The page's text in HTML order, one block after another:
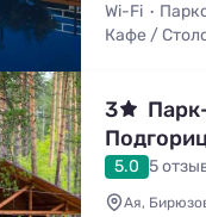
Wi-Fi
Кафе /
3
5.0 5
Ая,